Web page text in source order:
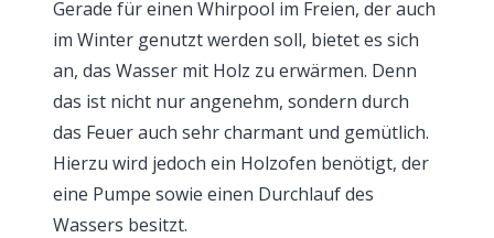
Gerade für einen Whirpool im Freien, der auch
im Winter genutzt werden soll, bietet es sich
an, das Wasser mit Holz zu erwärmen. Denn
das ist nicht nur angenehm, sondern durch
das Feuer auch sehr charmant und gemütlich.
Hierzu wird jedoch ein Holzofen benötigt, der
eine Pumpe sowie einen Durchlauf des
Wassers besitzt.